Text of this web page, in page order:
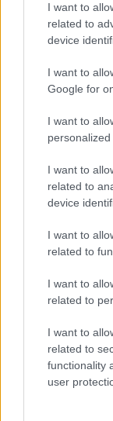
I want to
related to
device
I want to
Google for
I want to
personalized
I want to
related to
device
I want to
related to
I want to
related to
I want to
related to
functionality
user
3
ČASOPIS
ČASOPIS